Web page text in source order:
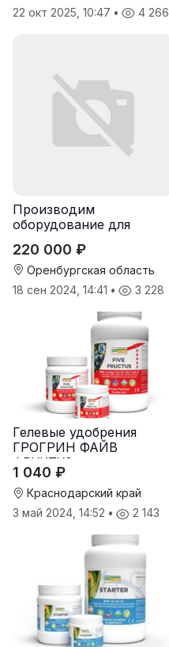
22 окт 2025, 10:47 • 4 266
Производим
оборудование для
220 000 ₽
Оренбургская область
18 сен 2024, 14:41 • 3 228
Гелевые удобрения
ГРОГРИН ФАЙВ
ФРУКТУС
1 040 ₽
Краснодарский край
3 май 2024, 14:52 • 2 143